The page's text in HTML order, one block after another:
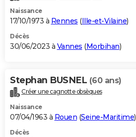
Naissance
17/10/1973 à Rennes (Ille-et-Vilaine)
Décès
30/06/2023 à Vannes (Morbihan)
Stephan BUSNEL (60 ans)
Créer une cagnotte obsèques
Naissance
07/04/1963 à Rouen (Seine-Maritime)
Décès